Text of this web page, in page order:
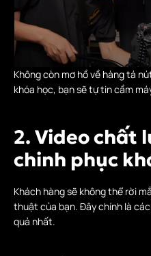
Không còn mơ hồ về hàng tá
khóa học, bạn sẽ tự tin cầm
2. Video chất
chinh phục
Khách hàng sẽ không thể rời
thuật của bạn. Đây chính là
quả nhất.